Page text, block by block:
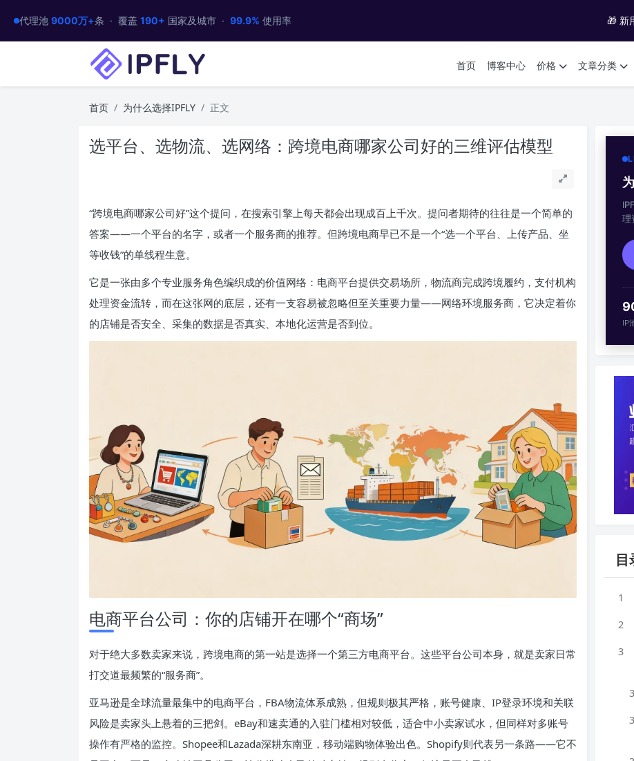
代理池 9000万+条 · 覆盖 190+ 国家及城市 · 99.9% 使用率 🎁 新
首页 博客中心 价格 文章分类
首页 为什么选择IPFLY 正文
选平台、选物流、选网络：跨境电商哪家公司好的三维评估模型
“跨境电商哪家公司好”这个提问，在搜索引擎上每天都会出现成百上千次。提问者期待的往往是一个简单的
答案——一个平台的名字，或者一个服务商的推荐。但跨境电商早已不是一个“选一个平台、上传产品、坐
等收钱”的单线程生意。
它是一张由多个专业服务角色编织成的价值网络：电商平台提供交易场所，物流商完成跨境履约，支付机构
处理资金流转，而在这张网的底层，还有一支容易被忽略但至关重要力量——网络环境服务商，它决定着你
的店铺是否安全、采集的数据是否真实、本地化运营是否到位。
电商平台公司：你的店铺开在哪个“商场”
对于绝大多数卖家来说，跨境电商的第一站是选择一个第三方电商平台。这些平台公司本身，就是卖家日常
打交道最频繁的“服务商”。
亚马逊是全球流量最集中的电商平台，FBA物流体系成熟，但规则极其严格，账号健康、IP登录环境和关联
风险是卖家头上悬着的三把剑。eBay和速卖通的入驻门槛相对较低，适合中小卖家试水，但同样对多账号
操作有严格的监控。Shopee和Lazada深耕东南亚，移动端购物体验出色。Shopify则代表另一条路——它不
理
IP
目
1
2
3